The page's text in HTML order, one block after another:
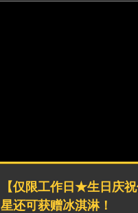
【仅限工作日★生日庆
星还可获赠冰淇淋！